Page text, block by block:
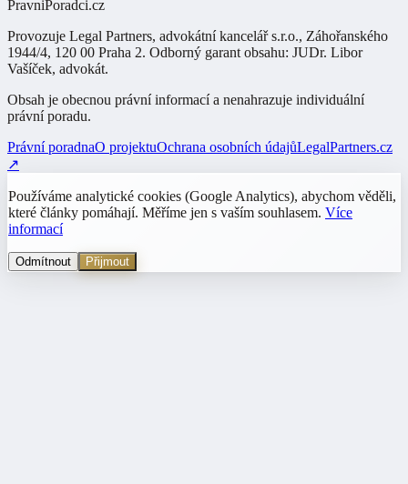
PravniPoradci.cz
Provozuje Legal Partners, advokátní kancelář s.r.o., Záhořanského
1944/4, 120 00 Praha 2. Odborný garant obsahu: JUDr. Libor
Vašíček, advokát.
Obsah je obecnou právní informací a nenahrazuje individuální
právní poradu.
Právní poradnaO projektuOchrana osobních údajůLegalPartners.cz
↗
Používáme analytické cookies (Google Analytics), abychom věděli,
které články pomáhají. Měříme jen s vaším souhlasem. Více
informací
Odmítnout Přijmout